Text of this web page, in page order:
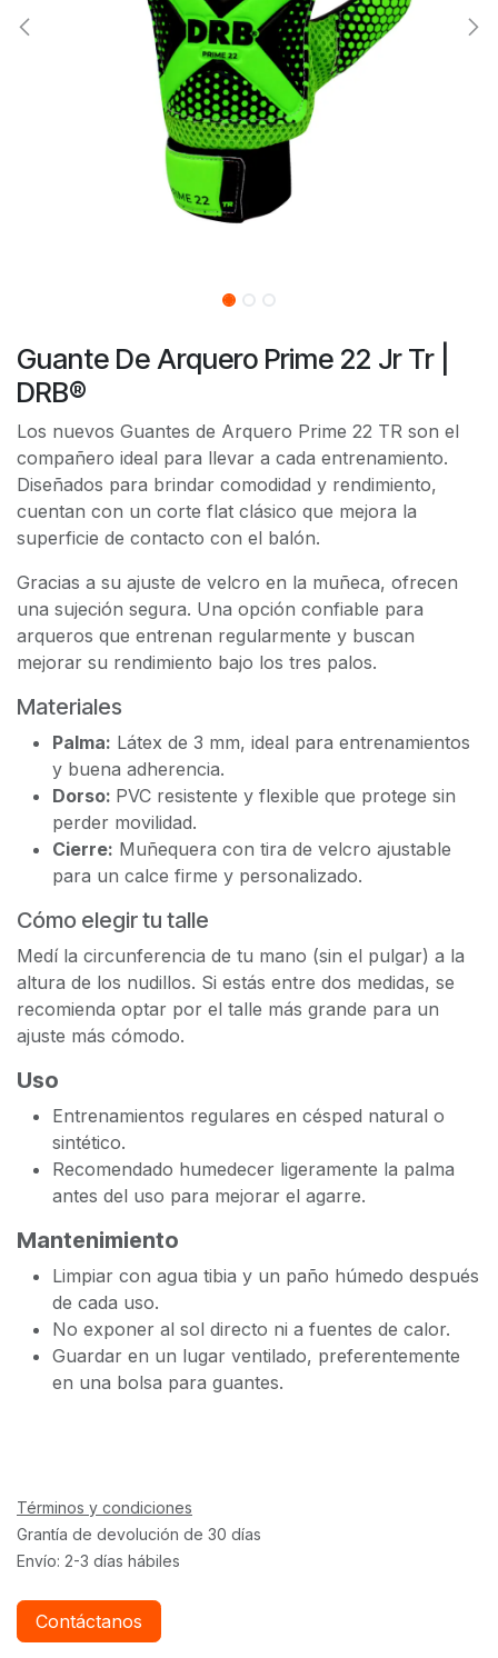
Guante De Arquero Prime 22 Jr Tr |
DRB®
Los nuevos Guantes de Arquero Prime 22 TR son el
compañero ideal para llevar a cada entrenamiento.
Diseñados para brindar comodidad y rendimiento,
cuentan con un corte flat clásico que mejora la
superficie de contacto con el balón.
Gracias a su ajuste de velcro en la muñeca, ofrecen
una sujeción segura. Una opción confiable para
arqueros que entrenan regularmente y buscan
mejorar su rendimiento bajo los tres palos.
Materiales
Palma: Látex de 3 mm, ideal para entrenamientos
y buena adherencia.
Dorso: PVC resistente y flexible que protege sin
perder movilidad.
Cierre: Muñequera con tira de velcro ajustable
para un calce firme y personalizado.
Cómo elegir tu talle
Medí la circunferencia de tu mano (sin el pulgar) a la
altura de los nudillos. Si estás entre dos medidas, se
recomienda optar por el talle más grande para un
ajuste más cómodo.
Uso
Entrenamientos regulares en césped natural o
sintético.
Recomendado humedecer ligeramente la palma
antes del uso para mejorar el agarre.
Mantenimiento
Limpiar con agua tibia y un paño húmedo después
de cada uso.
No exponer al sol directo ni a fuentes de calor.
Guardar en un lugar ventilado, preferentemente
en una bolsa para guantes.
Términos y condiciones
Grantía de devolución de 30 días
Envío: 2-3 días hábiles
Contáctanos